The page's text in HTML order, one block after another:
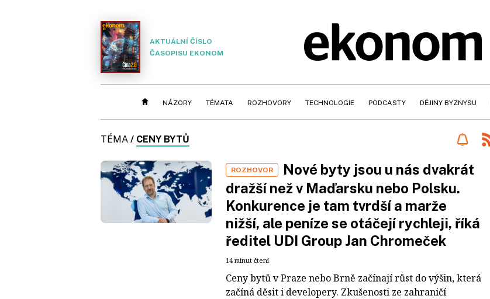
AKTUÁLNÍ ČÍSLO
ČASOPISU EKONOM
NÁZORY TÉMATA ROZHOVORY TECHNOLOGIE PODCASTY DĚJINY BYZNYSU
TÉMA / CENY BYTŮ
ROZHOVOR
Nové byty jsou u nás dvakrát
dražší než v Maďarsku nebo Polsku.
Konkurence je tam tvrdší a marže
nižší, ale peníze se otáčejí rychleji, říká
ředitel UDI Group Jan Chromeček
14 minut čtení
Ceny bytů v Praze nebo Brně začínají růst do výšin, která
začíná děsit i developery. Zkušenosti ze zahraničí